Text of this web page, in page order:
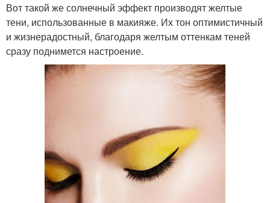
Вот такой же солнечный эффект производят желтые
тени, использованные в макияже. Их тон оптимистичный
и жизнерадостный, благодаря желтым оттенкам теней
сразу поднимется настроение.